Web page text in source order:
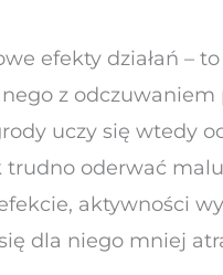
efekty działań –
z odczuwaniem
uczy się wtedy
oderwać
aktywności
dla niego mniej